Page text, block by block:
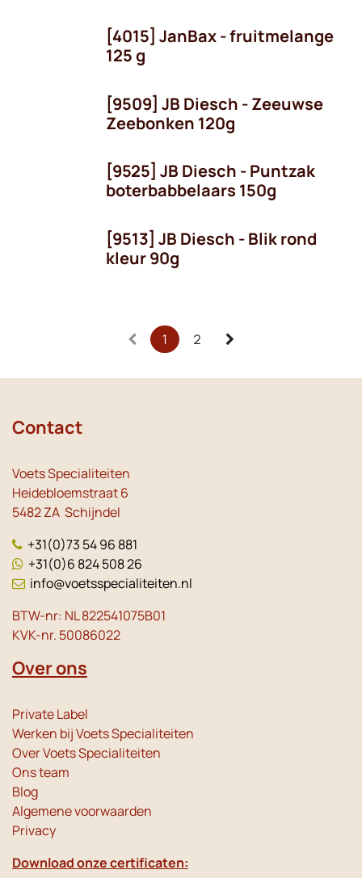
[4015] JanBax - fruitmelange
125 g
[9509] JB Diesch - Zeeuwse
Zeebonken 120g
[9525] JB Diesch - Puntzak
boterbabbelaars 150g
[9513] JB Diesch - Blik rond
kleur 90g
1 2
Contact
Voets Specialiteiten
Heidebloemstraat 6
5482 ZA Schijndel
+31(0)73 54 96 881
+31(0)6 824 508 26
info@voetsspecialiteiten.nl
BTW-nr: NL 822541075B01
KVK-nr. 50086022
Over ons
Private Label
Werken bij Voets Specialiteiten
Over Voets Specialiteiten
Ons team
Blog
Algemene voorwaarden
Privacy
Download onze certificaten: